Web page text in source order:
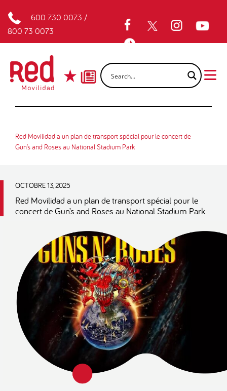
600 730 0073 /
800 73 0073
Red Movilidad a un plan de transport spécial pour le concert de
Gun’s and Roses au National Stadium Park
OCTOBRE 13, 2025
Red Movilidad a un plan de transport spécial pour le
concert de Gun’s and Roses au National Stadium Park